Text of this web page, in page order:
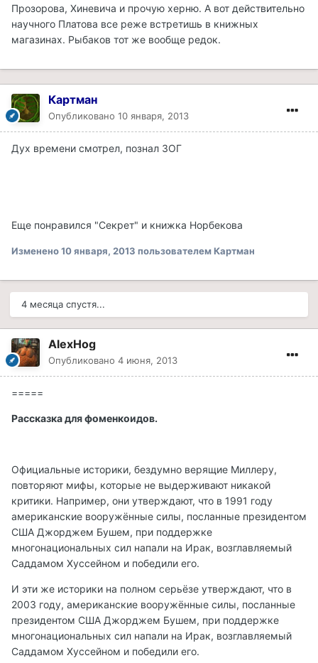
Прозорова, Хиневича и прочую херню. А вот действительно
научного Платова все реже встретишь в книжных
магазинах. Рыбаков тот же вообще редок.
Картман
Опубликовано 10 января, 2013
Дух времени смотрел, познал ЗОГ
Еще понравился "Секрет" и книжка Норбекова
Изменено10 января, 2013 пользователем Картман
4 месяца спустя...
AlexHog
Опубликовано 4 июня, 2013
=====
Рассказка для фоменкоидов.
Официальные историки, бездумно верящие Миллеру,
повторяют мифы, которые не выдерживают никакой
критики. Например, они утверждают, что в 1991 году
американские вооружённые силы, посланные президентом
США Джорджем Бушем, при поддержке
многонациональных сил напали на Ирак, возглавляемый
Саддамом Хуссейном и победили его.
И эти же историки на полном серьёзе утверждают, что в
2003 году, американские вооружённые силы, посланные
президентом США Джорджем Бушем, при поддержке
многонациональных сил напали на Ирак, возглавляемый
Саддамом Хуссейном и победили его.